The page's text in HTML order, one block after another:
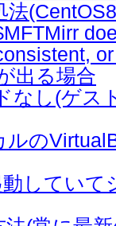
出る場合
なし(ゲス
の
していて